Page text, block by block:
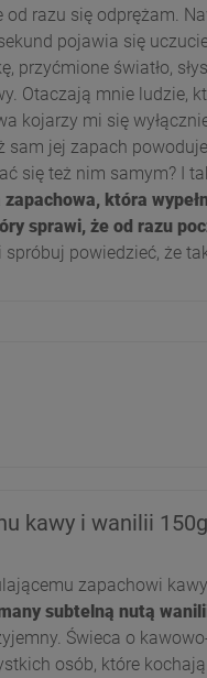
od razu się odprężam.
pojawia się
przyćmione światło,
Otaczają mnie ludzie,
kojarzy mi się
sam jej zapach
się też nim samym? I
która
sprawi, że od razu
spróbuj powiedzieć, że
kawy i wanilii
zapachowi
subtelną nutą
Świeca o
osób, które